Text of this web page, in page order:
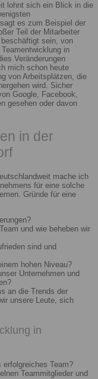
lohnt sich ein Blick in die
es zum Beispiel der
Teil der Mitarbeiter
beschäftigt sein, von
in
Veränderungen
mich schon heute
von Arbeitsplätzen, die
wird. Sicher
Google, Facebook,
gesehen oder davon
in der
mache ich
für eine solche
Gründe für eine
und wie beheben wir
sind und
hohen Niveau?
Unternehmen und
an die Trends der
unsere Leute, sich
in
erfolgreiches Team?
Teammitglieder und